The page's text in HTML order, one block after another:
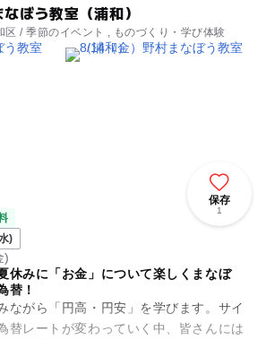
ぼう教室（浦和）
区 / 季節のイベント , ものづくり・学び体験
保存
1
)
)
休みに「お金」について楽しくまなぼ
替！
ながら「円高・円安」を学びます。サイ
替レートが変わっていく中、皆さんには